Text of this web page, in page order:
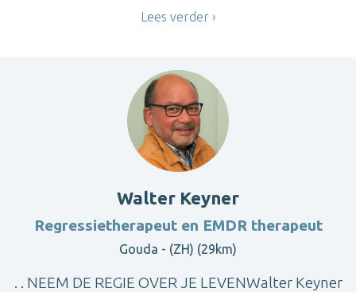
Lees verder
Walter Keyner
Regressietherapeut en EMDR therapeut
Gouda - (ZH) (29km)
. . NEEM DE REGIE OVER JE LEVENWalter Keyner